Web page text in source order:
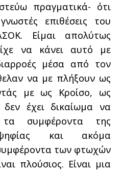
πραγματικά- ότι
επιθέσεις του
Είμαι απολύτως
να κάνει αυτό με
μέσα από τον
να με πλήξουν ως
με ως Κροίσο, ως
έχει δικαίωμα να
τα συμφέροντα της
και ακόμα
των φτωχών
πλούσιος. Είναι μια